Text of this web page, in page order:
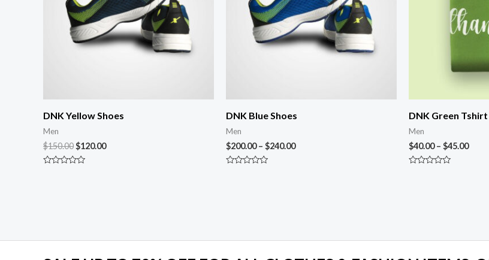
DNK Yellow Shoes
Men
$150.00$120.00
DNK Blue Shoes
Men
$200.00– $240.00
DNK Green Tshirt
Men
$40.00– $45.00